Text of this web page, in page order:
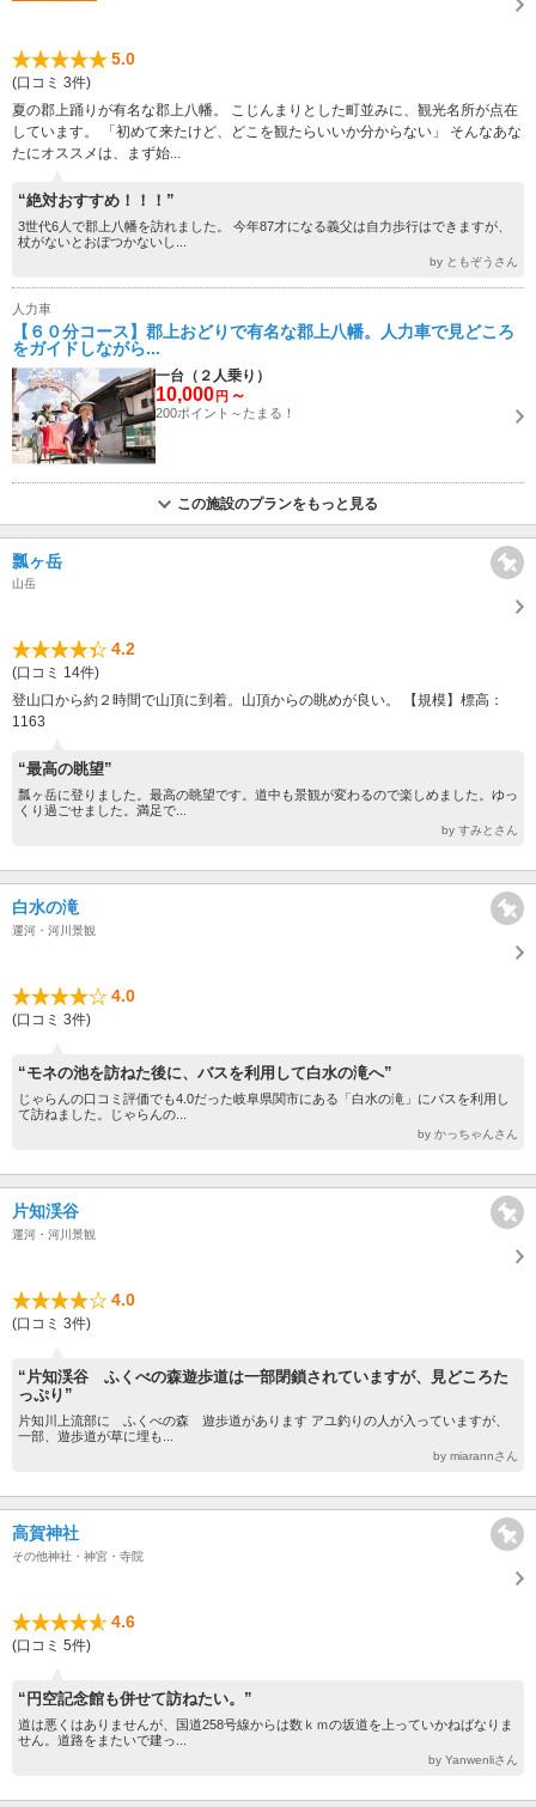
5.0
(口コミ 3件)
夏の郡上踊りが有名な郡上八幡。 こじんまりとした町並みに、観光名所が点在
しています。 「初めて来たけど、どこを観たらいいか分からない」 そんなあな
たにオススメは、まず始...
“絶対おすすめ！！！”
3世代6人で郡上八幡を訪れました。 今年87才になる義父は自力歩行はできますが、
杖がないとおぼつかないし...
by ともぞうさん
人力車
【６０分コース】郡上おどりで有名な郡上八幡。人力車で見どころ
をガイドしながら...
一台（２人乗り）
10,000 円 ～
200ポイント～たまる！
この施設のプランをもっと見る
瓢ヶ岳
山岳
4.2
(口コミ 14件)
登山口から約２時間で山頂に到着。山頂からの眺めが良い。 【規模】標高：
1163
“最高の眺望”
瓢ヶ岳に登りました。最高の眺望です。道中も景観が変わるので楽しめました。ゆっ
くり過ごせました。満足で...
by すみとさん
白水の滝
運河・河川景観
4.0
(口コミ 3件)
“モネの池を訪ねた後に、バスを利用して白水の滝へ”
じゃらんの口コミ評価でも4.0だった岐阜県関市にある「白水の滝」にバスを利用し
て訪ねました。じゃらんの...
by かっちゃんさん
片知渓谷
運河・河川景観
4.0
(口コミ 3件)
“片知渓谷 ふくべの森遊歩道は一部閉鎖されていますが、見どころた
っぷり”
片知川上流部に ふくべの森 遊歩道があります アユ釣りの人が入っていますが、
一部、遊歩道が草に埋も...
by miarannさん
高賀神社
その他神社・神宮・寺院
4.6
(口コミ 5件)
“円空記念館も併せて訪ねたい。”
道は悪くはありませんが、国道258号線からは数ｋｍの坂道を上っていかねばなりま
せん。道路をまたいで建っ...
by Yanwenliさん